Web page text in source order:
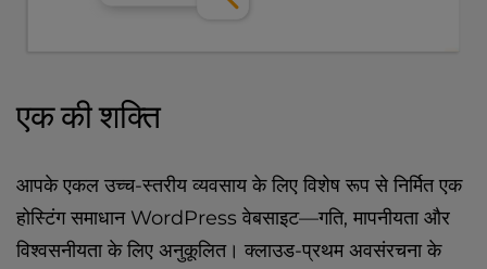
एक की शक्ति
आपके एकल उच्च-स्तरीय व्यवसाय के लिए विशेष रूप से निर्मित एक
होस्टिंग समाधान WordPress वेबसाइट—गति, मापनीयता और
विश्वसनीयता के लिए अनुकूलित। क्लाउड-प्रथम अवसंरचना के